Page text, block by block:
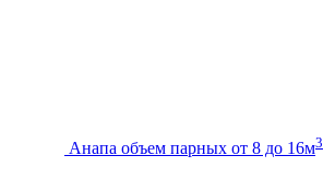
Анапа объем парных от 8 до 16м3